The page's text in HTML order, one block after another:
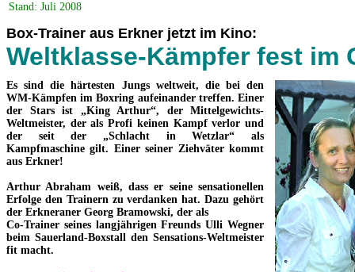
Stand: Juli 2008
Box-Trainer aus Erkner jetzt im Kino:
Weltklasse-Kämpfer fest im
Es sind die härtesten Jungs weltweit, die bei den
WM-Kämpfen im Boxring aufeinander treffen. Einer
der Stars ist „King Arthur“, der Mittelgewichts-
Weltmeister, der als Profi keinen Kampf verlor und
der seit der „Schlacht in Wetzlar“ als
Kampfmaschine gilt. Einer seiner Ziehväter kommt
aus Erkner!
Arthur Abraham weiß, dass er seine sensationellen
Erfolge den Trainern zu verdanken hat. Dazu gehört
der Erkneraner Georg Bramowski, der als
Co-Trainer seines langjährigen Freunds Ulli Wegner
beim Sauerland-Boxstall den Sensations-Weltmeister
fit macht.